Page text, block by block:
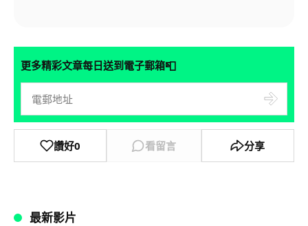
更多精彩文章每日送到電子郵箱📮
讚好0 看留言 分享
最新影片